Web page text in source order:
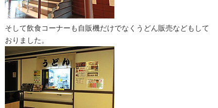
そして飲食コーナーも自販機だけでなくうどん販売などもして
おりました。